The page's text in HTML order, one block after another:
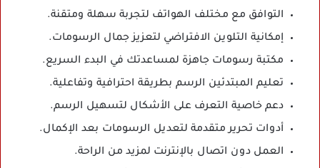
التوافق مع مختلف الهواتف لتجربة سهلة ومتقنة.
إمكانية التلوين الافتراضي لتعزيز جمال الرسومات.
مكتبة رسومات جاهزة لمساعدتك في البدء السريع.
تعليم المبتدئين الرسم بطريقة احترافية وتفاعلية.
دعم خاصية التعرف على الأشكال لتسهيل الرسم.
أدوات تحرير متقدمة لتعديل الرسومات بعد الإكمال.
العمل دون اتصال بالإنترنت لمزيد من الراحة.